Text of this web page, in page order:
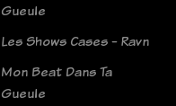
Gueule
Les Shows Cases - Ravn
Mon Beat Dans Ta
Gueule